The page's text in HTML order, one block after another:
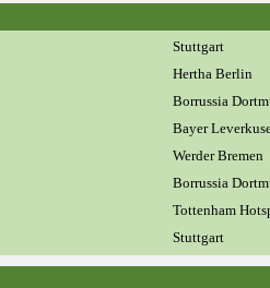
Stuttgart
Hertha Berlin
Borrussia
Bayer
Werder Bremen
Borrussia
Tottenham
Stuttgart